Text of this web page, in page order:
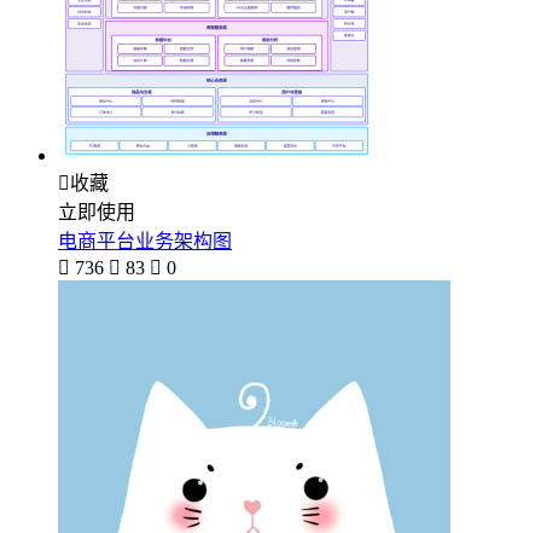
收藏
立即使用
电商平台业务架构图
 736  83  0